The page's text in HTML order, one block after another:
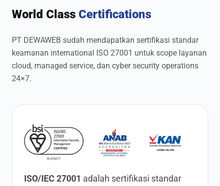
World Class Certifications
PT DEWAWEB sudah mendapatkan sertifikasi standar
keamanan international ISO 27001 untuk scope layanan
cloud, managed service, dan cyber security operations
24×7.
ISO/IEC 27001 adalah sertifikasi standar